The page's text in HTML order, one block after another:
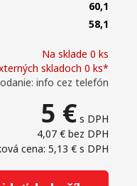
Na sklade 0 ks
skladoch 0 ks*
info cez telefón
5 € s DPH
4,07 € bez DPH
cena: 5,13 € s DPH
60,1
58,1